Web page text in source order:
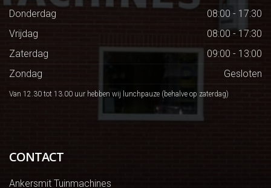
Donderdag
08:00 - 17:30
Vrijdag
08:00 - 17:30
Zaterdag
09:00 - 13:00
Zondag
Gesloten
Van 12.30 tot 13.00 uur hebben wij lunchpauze (behalve op zaterdag)
CONTACT
Ankersmit Tuinmachines